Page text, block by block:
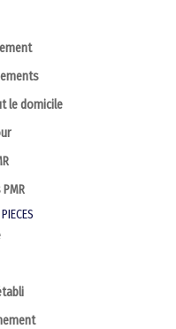
le domicile